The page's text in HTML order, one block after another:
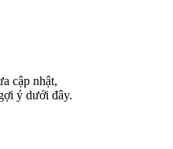
cập nhật,
ý dưới đây.